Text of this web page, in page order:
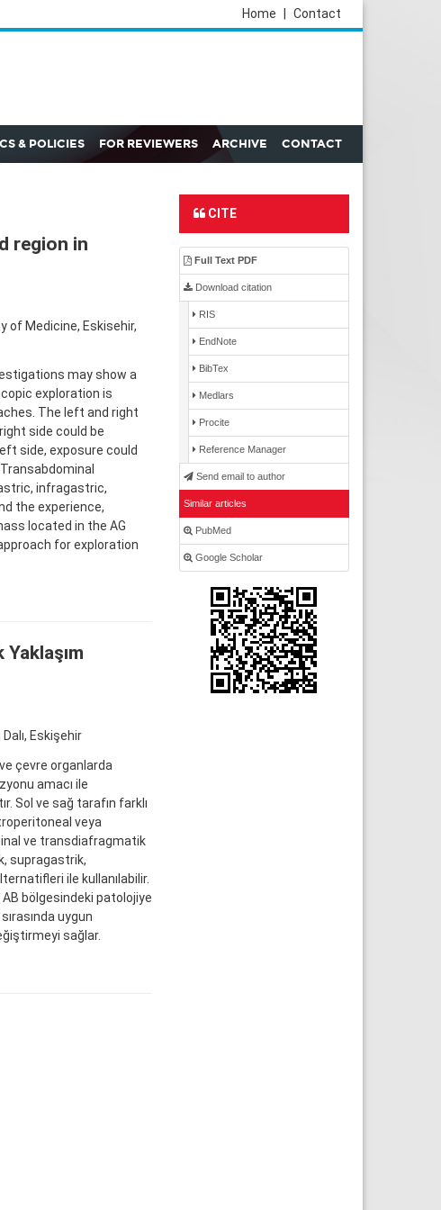
Contact
Home
& POLICIES FOR REVIEWERS ARCHIVE CONTACT
region in
of Medicine, Eskisehir,
may show a
exploration is
The left and right
side could be
side, exposure could
infragastric,
the experience,
located in the AG
for exploration
Eskişehir
çevre organlarda
amacı ile
Sol ve sağ tarafın farklı
veya
ve transdiafragmatik
supragastrik,
ile kullanılabilir.
bölgesindeki patolojiye
uygun
sağlar.
CITE
Full Text PDF
Download citation
RIS
EndNote
BibTex
Medlars
Procite
Reference Manager
Send email to author
Similar articles
PubMed
Google Scholar